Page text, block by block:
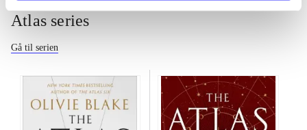
Atlas series
Gå til serien